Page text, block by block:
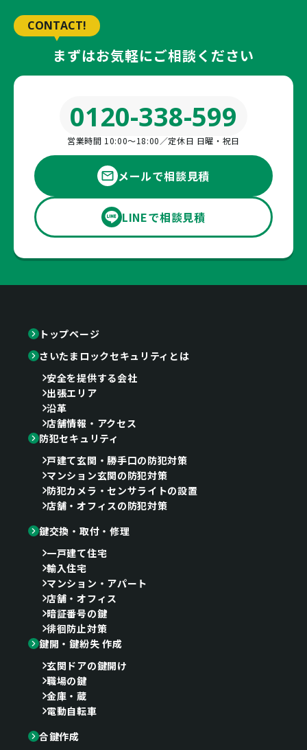
CONTACT!
まずはお気軽にご相談ください
0120-338-599
営業時間 10:00〜18:00／定休日 日曜・祝日
メールで相談見積
LINEで相談見積
トップページ
さいたまロックセキュリティとは
安全を提供する会社
出張エリア
沿革
店舗情報・アクセス
防犯セキュリティ
戸建て玄関・勝手口の防犯対策
マンション玄関の防犯対策
防犯カメラ・センサライトの設置
店舗・オフィスの防犯対策
鍵交換・取付・修理
一戸建て住宅
輸入住宅
マンション・アパート
店舗・オフィス
暗証番号の鍵
徘徊防止対策
鍵開・鍵紛失 作成
玄関ドアの鍵開け
職場の鍵
金庫・蔵
電動自転車
合鍵作成